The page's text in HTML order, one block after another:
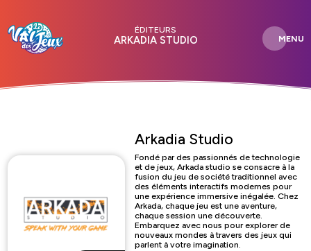
ÉDITEURS
ARKADIA STUDIO MENU
Arkadia Studio
Fondé par des passionnés de technologie
et de jeux, Arkada studio se consacre à la
fusion du jeu de société traditionnel avec
des éléments interactifs modernes pour
une expérience immersive inégalée. Chez
Arkada, chaque jeu est une aventure,
chaque session une découverte.
Embarquez avec nous pour explorer de
nouveaux mondes à travers des jeux qui
parlent à votre imagination.